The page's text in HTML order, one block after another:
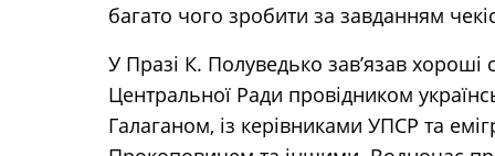
багато чого зробити за завданням
У Празі К. Полуведько зав’язав
Центральної Ради провідником
Галаганом, із керівниками УПСР та